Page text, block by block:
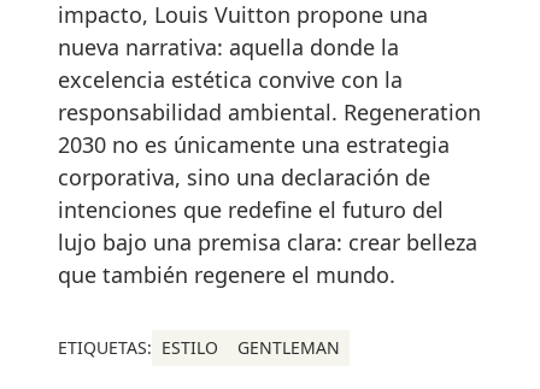
impacto, Louis Vuitton propone una
nueva narrativa: aquella donde la
excelencia estética convive con la
responsabilidad ambiental. Regeneration
2030 no es únicamente una estrategia
corporativa, sino una declaración de
intenciones que redefine el futuro del
lujo bajo una premisa clara: crear belleza
que también regenere el mundo.
ETIQUETAS: ESTILO GENTLEMAN